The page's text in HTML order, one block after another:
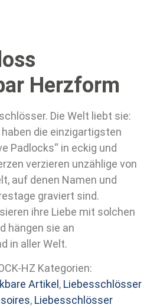
Herzform
Die Welt liebt sie:
die einzigartigsten
Padlocks“ in eckig und
verzieren unzählige von
auf denen Namen und
graviert sind.
ihre Liebe mit solchen
hängen sie an
in aller Welt.
HZ Kategorien:
Artikel , Liebesschlösser
, Liebesschlösser